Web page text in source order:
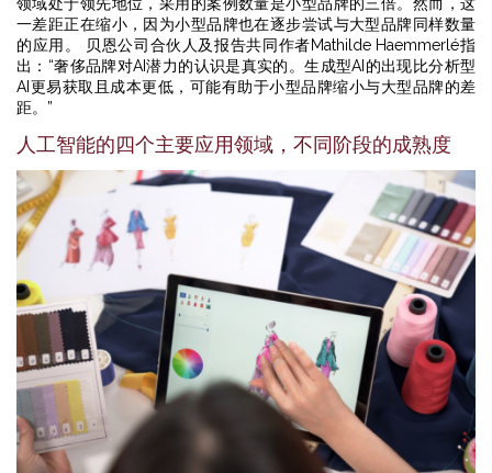
一差距正在缩小，因为小型品牌也在逐步尝试与大型品牌同样数量
的应用。 贝恩公司合伙人及报告共同作者Mathilde Haemmerlé指
出：“奢侈品牌对AI潜力的认识是真实的。生成型AI的出现比分析型
AI更易获取且成本更低，可能有助于小型品牌缩小与大型品牌的差
距。”
人工智能的四个主要应用领域，不同阶段的成熟度